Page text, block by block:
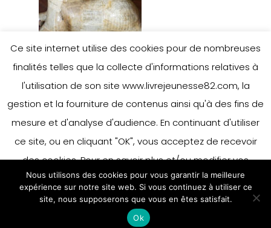
Ce site internet utilise des cookies pour de nombreuses
finalités telles que la collecte d'informations relatives à
l'utilisation de son site www.livrejeunesse82.com, la
gestion et la fourniture de contenus ainsi qu'à des fins de
mesure et d'analyse d'audience. En continuant d'utiliser
ce site, ou en cliquant "OK", vous acceptez de recevoir
des cookies. Pour en savoir plus et/ou modifier vos
préférences en matière de cookies, merci de vous référer
à notre politique sur les cookies.
Accepter
En savoir plus
Nous utilisons des cookies pour vous garantir la meilleure
expérience sur notre site web. Si vous continuez à utiliser ce
site, nous supposerons que vous en êtes satisfait.
Ok